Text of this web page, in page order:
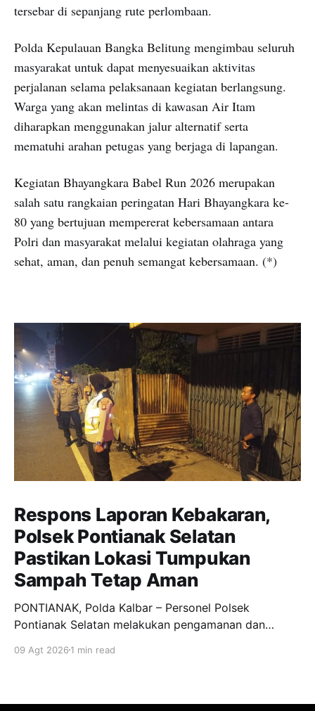
tersebar di sepanjang rute perlombaan.
Polda Kepulauan Bangka Belitung mengimbau seluruh
masyarakat untuk dapat menyesuaikan aktivitas
perjalanan selama pelaksanaan kegiatan berlangsung.
Warga yang akan melintas di kawasan Air Itam
diharapkan menggunakan jalur alternatif serta
mematuhi arahan petugas yang berjaga di lapangan.
Kegiatan Bhayangkara Babel Run 2026 merupakan
salah satu rangkaian peringatan Hari Bhayangkara ke-
80 yang bertujuan mempererat kebersamaan antara
Polri dan masyarakat melalui kegiatan olahraga yang
sehat, aman, dan penuh semangat kebersamaan. (*)
Respons Laporan Kebakaran,
Polsek Pontianak Selatan
Pastikan Lokasi Tumpukan
Sampah Tetap Aman
PONTIANAK, Polda Kalbar – Personel Polsek
Pontianak Selatan melakukan pengamanan dan
terjadi di lahan kosong di Jalan H. Agus Salim,
09 Agt 2026 1 min read